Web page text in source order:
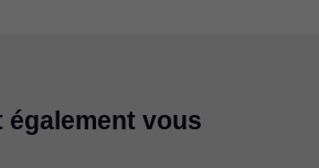
également vous